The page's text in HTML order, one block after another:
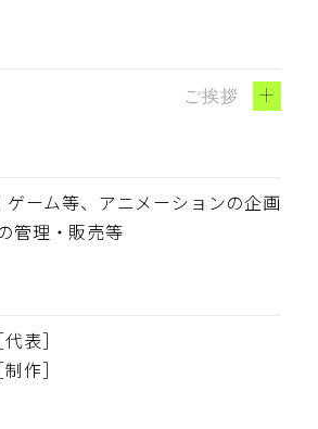
ご挨拶 +
ゲーム等、アニメーションの企画
管理・販売等
表］
作］